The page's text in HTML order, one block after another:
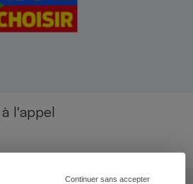
Continuer sans accepter
l'appel